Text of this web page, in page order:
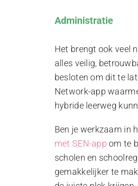
Administratie
Het brengt ook veel
alles veilig,
besloten om dit te
Network-app
hybride leerweg
Ben je werkzaam in
met SEN-app om te
scholen en
gemakkelijker te